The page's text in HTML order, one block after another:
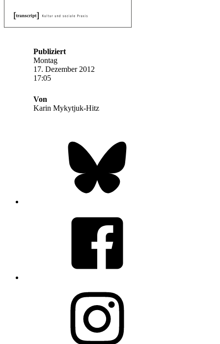
Publiziert
Montag
17. Dezember 2012
17:05
Von
Karin Mykytjuk-Hitz